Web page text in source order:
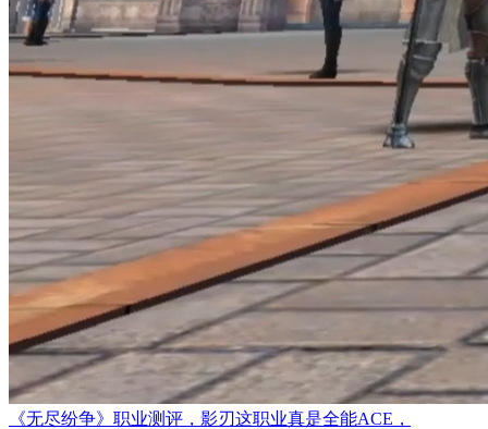
《无尽纷争》职业测评，影刃这职业真是全能ACE，